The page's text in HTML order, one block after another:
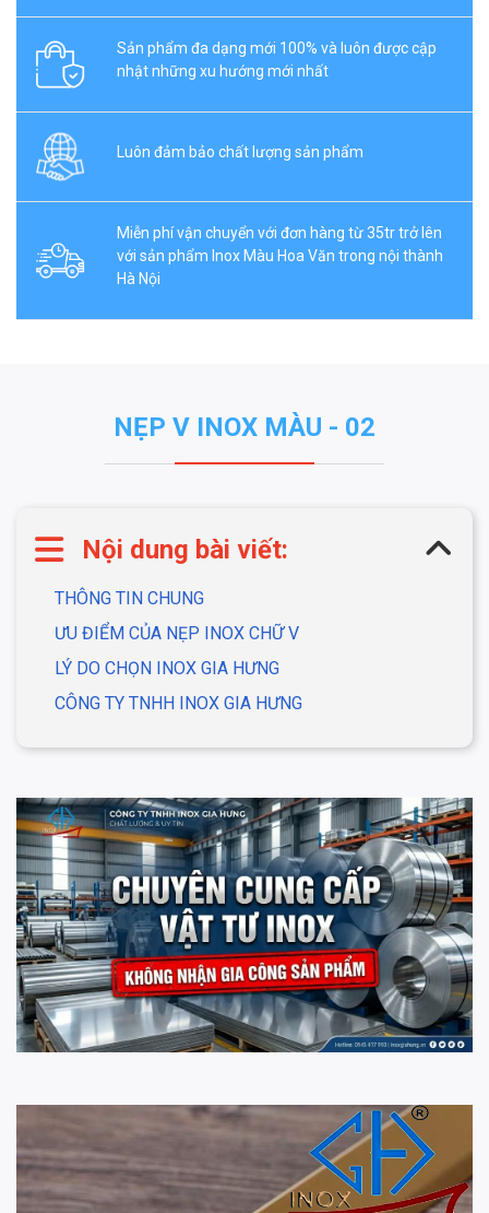
Sản phẩm đa dạng mới 100% và luôn được cập
nhật những xu hướng mới nhất
Luôn đảm bảo chất lượng sản phẩm
Miễn phí vận chuyển với đơn hàng từ 35tr trở lên
với sản phẩm Inox Màu Hoa Văn trong nội thành
Hà Nội
NẸP V INOX MÀU - 02
Nội dung bài viết:
THÔNG TIN CHUNG
ƯU ĐIỂM CỦA NẸP INOX CHỮ V
LÝ DO CHỌN INOX GIA HƯNG
CÔNG TY TNHH INOX GIA HƯNG